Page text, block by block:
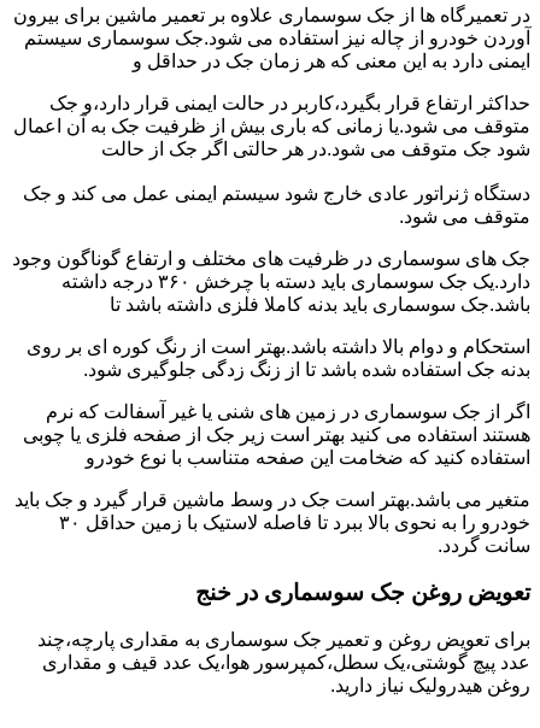
در تعمیرگاه ها از جک سوسماری علاوه بر تعمیر ماشین برای بیرون
آوردن خودرو از چاله نیز استفاده می شود.جک سوسماری سیستم
ایمنی دارد به این معنی که هر زمان جک در حداقل و
حداکثر ارتفاع قرار بگیرد،کاربر در حالت ایمنی قرار دارد،و جک
متوقف می شود.یا زمانی که باری بیش از ظرفیت جک به آن اعمال
شود جک متوقف می شود.در هر حالتی اگر جک از حالت
دستگاه ژنراتور عادی خارج شود سیستم ایمنی عمل می کند و جک
متوقف می شود.
جک های سوسماری در ظرفیت های مختلف و ارتفاع گوناگون وجود
دارد.یک جک سوسماری باید دسته با چرخش ۳۶۰ درجه داشته
باشد.جک سوسماری باید بدنه کاملا فلزی داشته باشد تا
استحکام و دوام بالا داشته باشد.بهتر است از رنگ کوره ای بر روی
بدنه جک استفاده شده باشد تا از زنگ زدگی جلوگیری شود.
اگر از جک سوسماری در زمین های شنی یا غیر آسفالت که نرم
هستند استفاده می کنید بهتر است زیر جک از صفحه فلزی یا چوبی
استفاده کنید که ضخامت این صفحه متناسب با نوع خودرو
متغیر می باشد.بهتر است جک در وسط ماشین قرار گیرد و جک باید
خودرو را به نحوی بالا ببرد تا فاصله لاستیک با زمین حداقل ۳۰
سانت گردد.
تعویض روغن جک سوسماری در خنج
برای تعویض روغن و تعمیر جک سوسماری به مقداری پارچه،چند
عدد پیچ گوشتی،یک سطل،کمپرسور هوا،یک عدد قیف و مقداری
روغن هیدرولیک نیاز دارید.